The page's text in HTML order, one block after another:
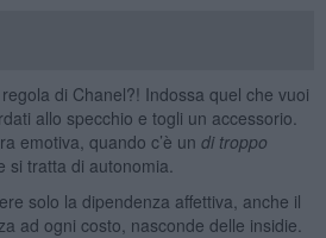
di Chanel?! Indossa quel che vuoi
allo specchio e togli un accessorio.
emotiva, quando c’è un di troppo
si tratta di autonomia.
solo la dipendenza affettiva, anche il
ad ogni costo, nasconde delle insidie.